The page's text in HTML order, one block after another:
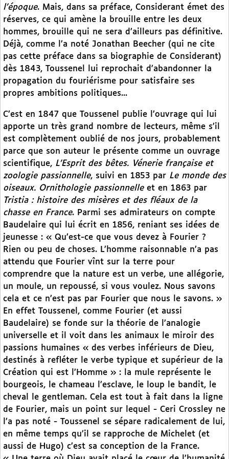
l’époque. Mais, dans sa préface, Considerant émet des
réserves, ce qui amène la brouille entre les deux
hommes, brouille qui ne sera d’ailleurs pas définitive.
Déjà, comme l’a noté Jonathan Beecher (qui ne cite
pas cette préface dans sa biographie de Considerant)
dès 1843, Toussenel lui reprochait d’abandonner la
propagation du fouriérisme pour satisfaire ses
propres ambitions politiques...
C’est en 1847 que Toussenel publie l’ouvrage qui lui
apporte un très grand nombre de lecteurs, même s’il
est complètement oublié de nos jours, probablement
parce que son auteur le présente comme un ouvrage
scientifique, L’Esprit des bêtes. Vénerie française et
zoologie passionnelle, suivi en 1853 par Le monde des
oiseaux. Ornithologie passionnelleet en 1863 par
Tristia : histoire des misères et des fléaux de la
chasse en France. Parmi ses admirateurs on compte
Baudelaire qui lui écrit en 1856, reniant ses idées de
jeunesse : « Qu’est-ce que vous devez à Fourier ?
Rien ou peu de choses. L’homme raisonnable n’a pas
attendu que Fourier vînt sur la terre pour
comprendre que la nature est un verbe, une allégorie,
un moule, un repoussé, si vous voulez. Nous savons
cela et ce n’est pas par Fourier que nous le savons. »
En effet Toussenel, comme Fourier (et aussi
Baudelaire) se fonde sur la théorie de l’analogie
universelle et il voit dans les animaux le miroir des
passions humaines « des verbes inférieurs de Dieu,
destinés à refléter le verbe typique et supérieur de la
Création qui est l’Homme » : la mule représente le
bourgeois, le chameau l’esclave, le loup le bandit, le
cheval le gentleman. Cela est tout à fait dans la ligne
de Fourier, mais un point sur lequel - Ceri Crossley ne
l’a pas noté - Toussenel se sépare radicalement de lui,
en même temps qu’il se rapproche de Michelet (et
aussi de Hugo) c’est sa conception de la France.